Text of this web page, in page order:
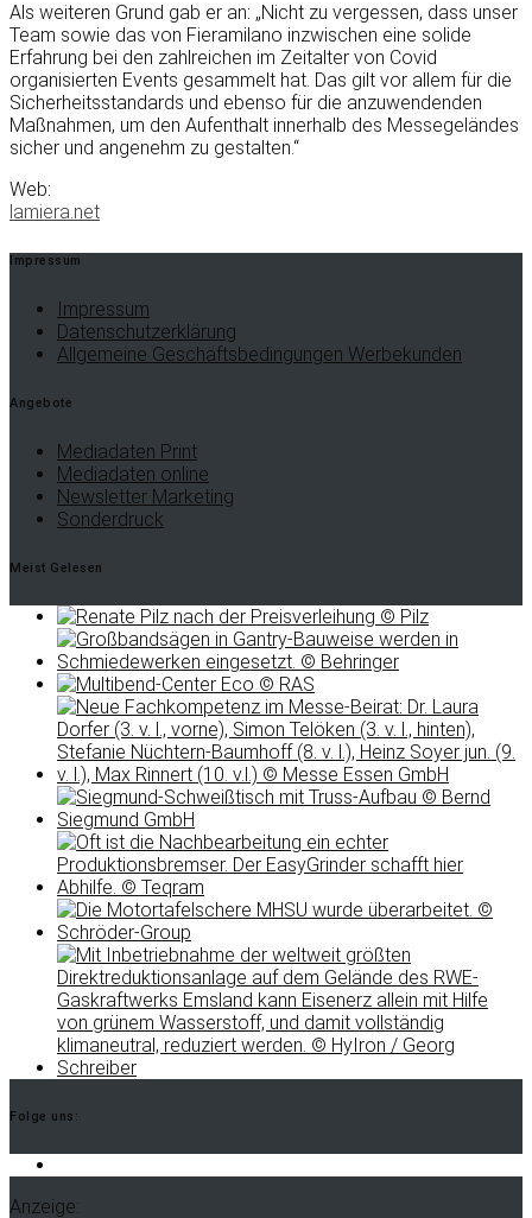
Als weiteren Grund gab er an: „Nicht zu vergessen, dass unser
Team sowie das von Fieramilano inzwischen eine solide
Erfahrung bei den zahlreichen im Zeitalter von Covid
organisierten Events gesammelt hat. Das gilt vor allem für die
Sicherheitsstandards und ebenso für die anzuwendenden
Maßnahmen, um den Aufenthalt innerhalb des Messegeländes
sicher und angenehm zu gestalten.“
Web:
lamiera.net
Impressum
Impressum
Datenschutzerklärung
Allgemeine Geschäftsbedingungen Werbekunden
Angebote
Mediadaten Print
Mediadaten online
Newsletter Marketing
Sonderdruck
Meist Gelesen
Folge uns:
Anzeige: